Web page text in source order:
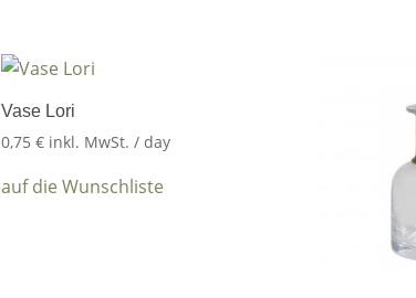
Vase Lori
0,75 € inkl. MwSt. / day
auf die Wunschliste